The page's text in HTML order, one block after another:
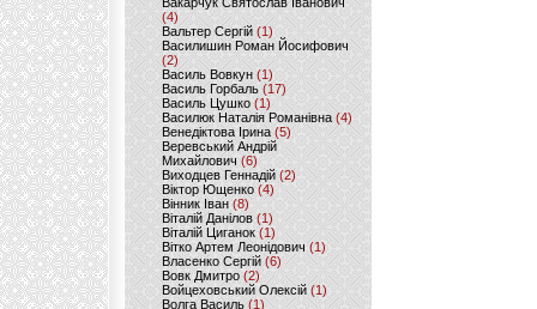
(4)
Вальтер Сергій (1)
Василишин Роман Йосифович
(2)
Василь Вовкун (1)
Василь Горбаль (17)
Василь Цушко (1)
Василюк Наталія Романівна (4)
Венедіктова Ірина(5)
Веревський Андрій
Михайлович (6)
Виходцев Геннадій (2)
Віктор Ющенко (4)
Вінник Іван (8)
Віталій Данілов (1)
Віталій Циганок (1)
Вітко Артем Леонідович(1)
Власенко Сергій (6)
Вовк Дмитро(2)
Войцеховський Олексій(1)
Волга Василь (1)